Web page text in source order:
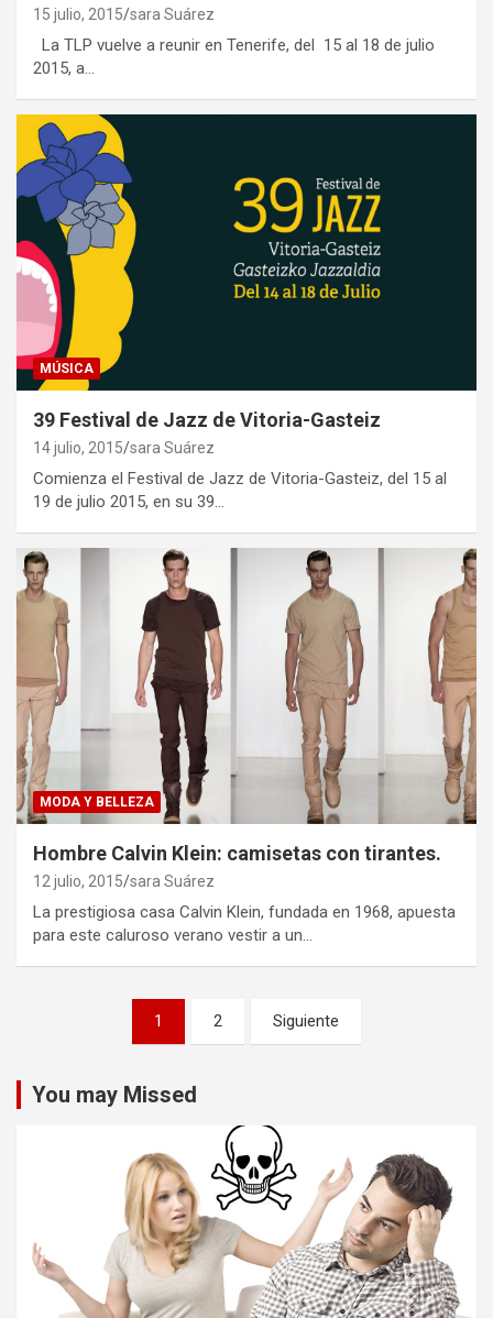
15 julio, 2015 sara Suárez
La TLP vuelve a reunir en Tenerife, del 15 al 18 de julio
2015, a…
MÚSICA
39 Festival de Jazz de Vitoria-Gasteiz
14 julio, 2015 sara Suárez
Comienza el Festival de Jazz de Vitoria-Gasteiz, del 15 al
19 de julio 2015, en su 39…
MODA Y BELLEZA
Hombre Calvin Klein: camisetas con tirantes.
12 julio, 2015 sara Suárez
La prestigiosa casa Calvin Klein, fundada en 1968, apuesta
para este caluroso verano vestir a un…
entradas
1 2 Siguiente
You may Missed